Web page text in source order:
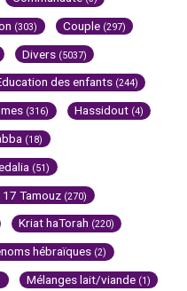
(303) Couple (297)
Divers (5037)
des enfants (244)
(316) Hassidout (4)
(18)
(51)
17 Tamouz (270)
Kriat haTorah (220)
hébraïques (2)
Mélanges lait/viande (1)